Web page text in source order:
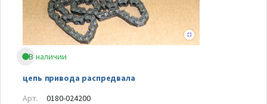
В наличии
цепь привода распредвала
Арт.
0180-024200